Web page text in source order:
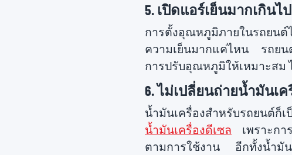
5. เปิดแอร์เย็นมากเกินไป
การตั้งอุณหภูมิภายในรถยนต์
ความเย็นมากแค่ไหน รถยน
การปรับอุณหภูมิให้เหมาะสม
6. ไม่เปลี่ยนถ่ายน้ำมันเ
น้ำมันเครื่องสำหรับรถยนต์ก็
น้ำมันเครื่องดีเซล เพราะกา
ตามการใช้งาน อีกทั้งน้ำมัน